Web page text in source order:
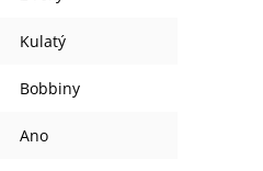
Kulatý
Bobbiny
Ano